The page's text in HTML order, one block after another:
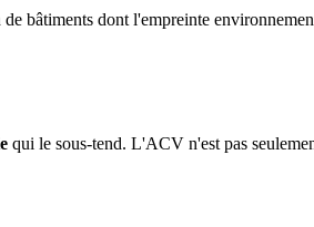
bâtiments dont l'empreinte
qui le sous-tend. L'ACV n'est pas